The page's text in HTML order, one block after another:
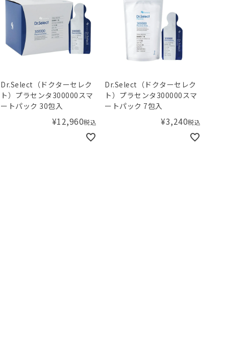
Dr.Select（ドクターセレク
ト）プラセンタ300000スマ
ートパック 30包入
¥12,960税込
Dr.Select（ドクターセレク
ト）プラセンタ300000スマ
ートパック 7包入
¥3,240税込